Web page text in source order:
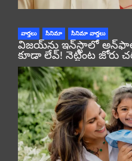
వార్తలు సినిమా సినిమా వార్తలు
విజయ్‌ను ఇన్‌స్టాలో అన్‌ఫాలో
కూడా లేవ్! నెట్టింట జోరు